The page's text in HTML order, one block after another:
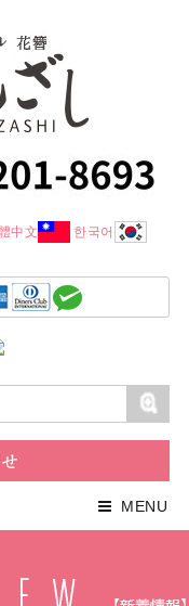
中文 한국어
MENU